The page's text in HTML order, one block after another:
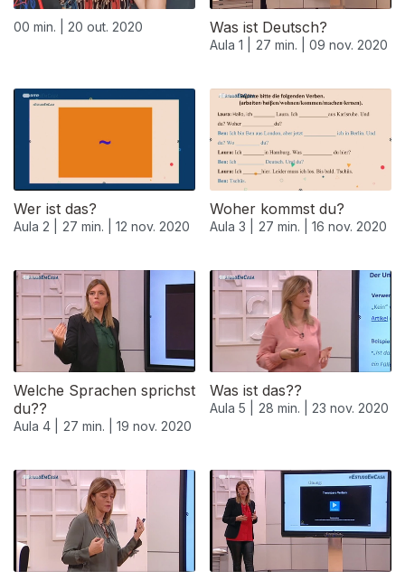
00 min. | 20 out. 2020 Was ist Deutsch?
Aula 1 | 27 min. | 09 nov. 2020
Wer ist das?
Aula 2 | 27 min. | 12 nov. 2020
Woher kommst du?
Aula 3 | 27 min. | 16 nov. 2020
Welche Sprachen sprichst
du??
Aula 4 | 27 min. | 19 nov. 2020
Was ist das??
Aula 5 | 28 min. | 23 nov. 2020